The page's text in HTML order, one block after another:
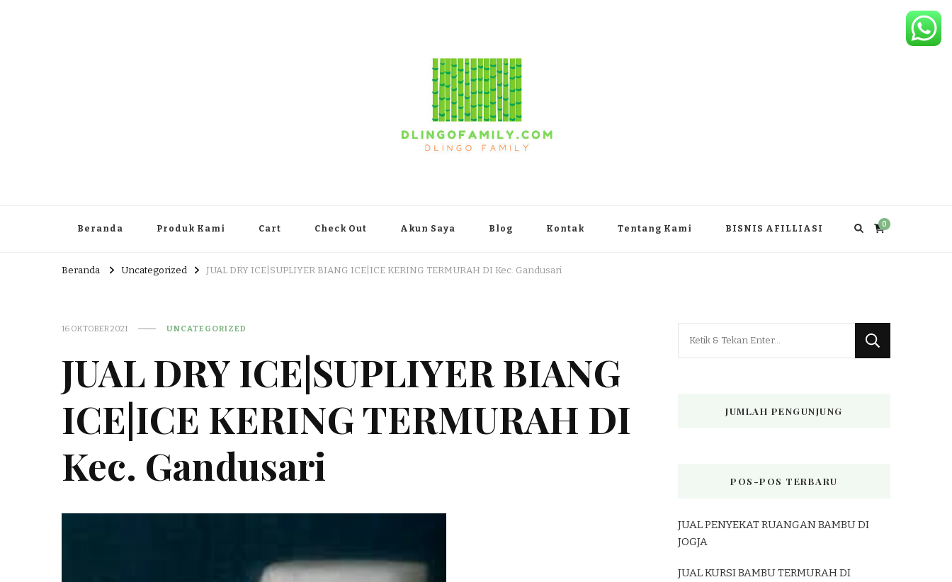
Beranda Produk Kami Cart Check Out Akun Saya Blog Kontak Tentang Kami BISNIS AFILLIASI 0
Beranda Uncategorized JUAL DRY ICE|SUPLIYER BIANG ICE|ICE KERING TERMURAH DI Kec. Gandusari
16 OKTOBER 2021 UNCATEGORIZED
JUAL DRY ICE|SUPLIYER BIANG
ICE|ICE KERING TERMURAH DI
Kec. Gandusari
JUMLAH PENGUNJUNG
POS-POS TERBARU
JUAL PENYEKAT RUANGAN BAMBU DI
JOGJA
JUAL KURSI BAMBU TERMURAH DI